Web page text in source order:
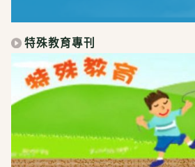
特殊教育專刊